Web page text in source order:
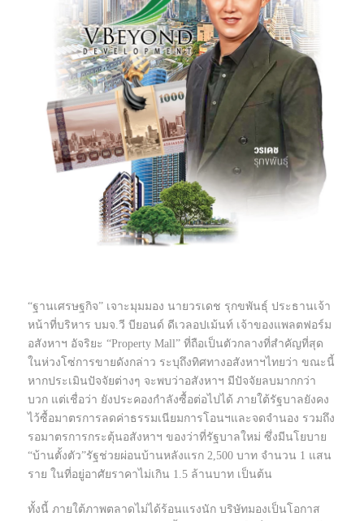
“ฐานเศรษฐกิจ” เจาะมุมมอง นายวรเดช รุกขพันธุ์ ประธานเจ้า
หน้าที่บริหาร บมจ.วี บียอนด์ ดีเวลอปเม้นท์ เจ้าของแพลตฟอร์ม
อสังหาฯ อัจริยะ “Property Mall” ที่ถือเป็นตัวกลางที่สำคัญที่สุด
ในห่วงโซ่การขายดังกล่าว ระบุถึงทิศทางอสังหาฯไทยว่า ขณะนี้
หากประเมินปัจจัยต่างๆ จะพบว่าอสังหาฯ มีปัจจัยลบมากกว่า
บวก แต่เชื่อว่า ยังประคองกำลังซื้อต่อไปได้ ภายใต้รัฐบาลยังคง
ไว้ซื้อมาตรการลดค่าธรรมเนียมการโอนฯและจดจำนอง รวมถึง
รอมาตรการกระตุ้นอสังหาฯ ของว่าที่รัฐบาลใหม่ ซึ่งมีนโยบาย
“บ้านตั้งตัว”รัฐช่วยผ่อนบ้านหลังแรก 2,500 บาท จำนวน 1 แสน
ราย ในที่อยู่อาศัยราคาไม่เกิน 1.5 ล้านบาท เป็นต้น
ทั้งนี้ ภายใต้ภาพตลาดไม่ได้ร้อนแรงนัก บริษัทมองเป็นโอกาส